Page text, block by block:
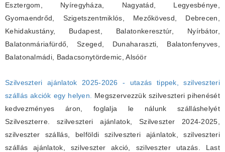
Esztergom, Nyíregyháza, Nagyatád, Legyesbénye,
Gyomaendrőd, Szigetszentmiklós, Mezőkövesd, Debrecen,
Kehidakustány, Budapest, Balatonkeresztúr, Nyírbátor,
Balatonmáriafürdő, Szeged, Dunaharaszti, Balatonfenyves,
Balatonalmádi, Badacsonytördemic, Alsóör
Szilveszteri ajánlatok 2025-2026 - utazás tippek, szilveszteri
szállás akciók egy helyen.
Megszervezzük szilveszteri pihenését
kedvezményes áron, foglalja le nálunk szálláshelyét
Szilveszterre. szilveszteri ajánlatok, Szilveszter 2024-2025,
szilveszter szállás, belföldi szilveszteri ajánlatok, szilveszteri
szállás ajánlatok, szilveszter akció, szilveszter utazás. Last